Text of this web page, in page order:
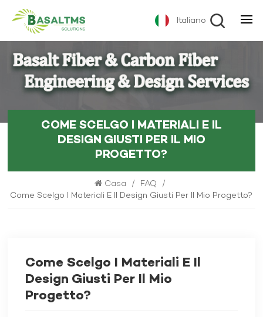
Italiano
COME SCELGO I MATERIALI E IL
DESIGN GIUSTI PER IL MIO
PROGETTO?
Casa / FAQ /
Come Scelgo I Materiali E Il Design Giusti Per Il Mio Progetto?
Come Scelgo I Materiali E Il
Design Giusti Per Il Mio
Progetto?